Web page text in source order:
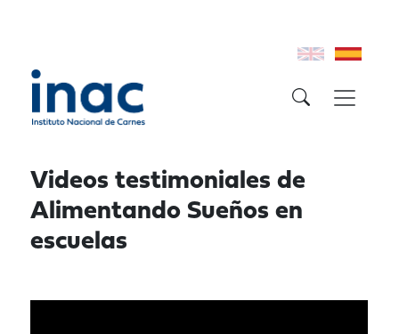
Videos testimoniales de
Alimentando Sueños en
escuelas